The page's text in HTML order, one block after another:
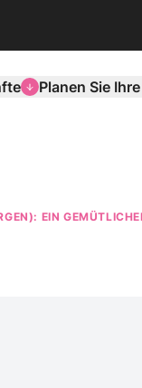
Planen Sie
EIN